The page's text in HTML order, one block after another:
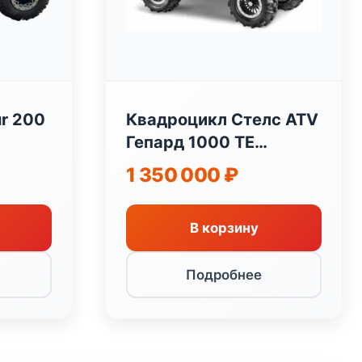
200
Квадроцикл Стелс ATV
Гепард 1000 TE
(Трофи) 2.0
1 350 000 ₽
В корзину
Подробнее